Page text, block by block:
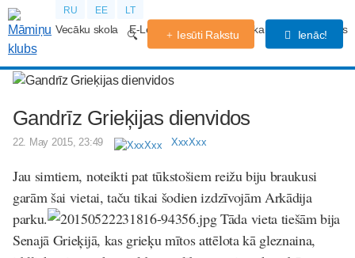
RU EE LT
Vecāku skola E-Lekcijas Grūtniecības kalendārs Forums
Iesūti Rakstu Ienāc!
Gandrīz Grieķijas dienvidos
22. May 2015, 23:49 XxxXxx
Jau simtiem, noteikti pat tūkstošiem reižu biju braukusi
garām šai vietai, taču tikai šodien izdzīvojām Arkādija
parku.
Tāda vieta tiešām bija
Senajā Grieķijā, kas grieķu mītos attēlota kā gleznaina,